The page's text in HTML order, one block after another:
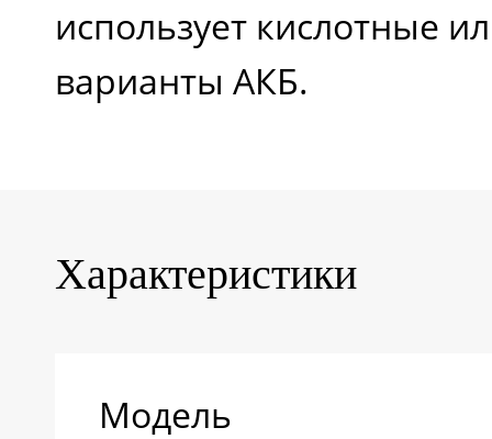
использует кислотные
варианты АКБ.
Характеристики
Модель